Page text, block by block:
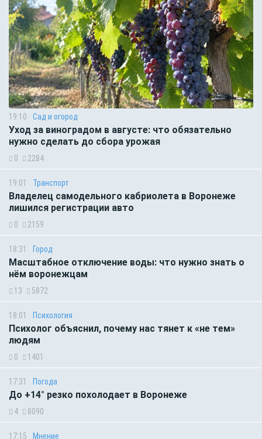
19:10 Сад и огород
Уход за виноградом в августе: что обязательно
нужно сделать до сбора урожая
0 2284
19:01 Транспорт
Владелец самодельного кабриолета в Воронеже
лишился регистрации авто
0 2159
18:31 Город
Масштабное отключение воды: что нужно знать о
нём воронежцам
13 5872
18:01 Психология
Психолог объяснил, почему нас тянет к «не тем»
людям
0 1401
17:31 Погода
До +14° резко похолодает в Воронеже
4 8090
17:15 Мнение